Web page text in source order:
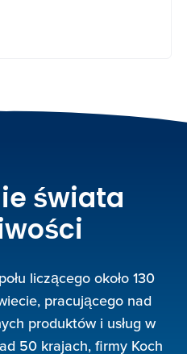
świata
liczącego około 130
pracującego nad
produktów i usług w
50 krajach, firmy Koch